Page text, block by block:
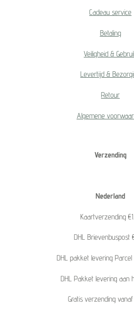
Cadeau service
Betaling
Veiligheid &
Levertijd &
Retour
Algemene
Verzending
Nederland
Kaartverzending
DHL Brievenbuspost
DHL pakket levering
DHL Pakket levering aan
Gratis verzending